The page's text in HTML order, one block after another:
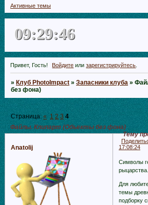
Активные темы
09:29:47
Привет, Гость! Войдите илизарегистрируйтесь
»Клуб PhotoImpact »Запасники клуба »
без фона)
Файлы. Клипарт (Объекты без фона)
Тему
Страница:« 1 2 3 4
17:08:24
Anatolij
Символы
рыцарства.
Для
темы
подборку